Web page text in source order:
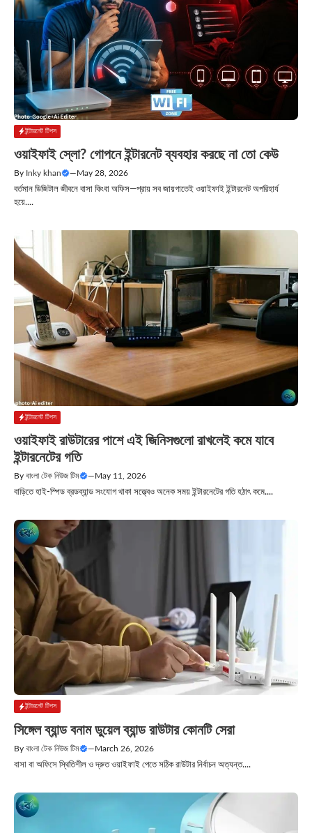
ইন্টারনেট টিপস
ওয়াইফাই স্লো? গোপনে ইন্টারনেট ব্যবহার করছে না তো কেউ
By Inky khan — May 28, 2026
বর্তমান ডিজিটাল জীবনে বাসা কিংবা অফিস—প্রায় সব জায়গাতেই ওয়াইফাই ইন্টারনেট অপরিহার্য
হয়ে....
ইন্টারনেট টিপস
ওয়াইফাই রাউটারের পাশে এই জিনিসগুলো রাখলেই কমে যাবে
ইন্টারনেটের গতি
By বাংলা টেক নিউজ টিম —May 11, 2026
বাড়িতে হাই-স্পিড ব্রডব্যান্ড সংযোগ থাকা সত্ত্বেও অনেক সময় ইন্টারনেটের গতি হঠাৎ কমে....
ইন্টারনেট টিপস
সিঙ্গেল ব্যান্ড বনাম ডুয়েল ব্যান্ড রাউটার কোনটি সেরা
By বাংলা টেক নিউজ টিম —March 26, 2026
বাসা বা অফিসে স্থিতিশীল ও দ্রুত ওয়াইফাই পেতে সঠিক রাউটার নির্বাচন অত্যন্ত....